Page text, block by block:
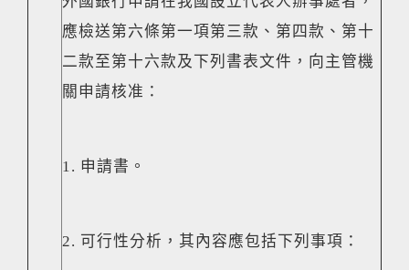
應檢送第六條第一項第三款、第四款、第十
二款至第十六款及下列書表文件，向主管機
關申請核准：
1. 申請書。
2. 可行性分析，其內容應包括下列事項：